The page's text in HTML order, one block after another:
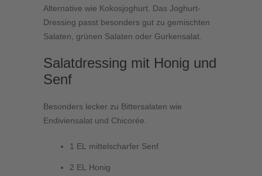
Alternative wie Kokosjoghurt. Das Joghurt-
Dressing passt besonders gut zu gemischten
Salaten, grünen Salaten oder Gurkensalat.
Salatdressing mit Honig und
Senf
Besonders lecker zu Bittersalaten wie
Endiviensalat und Chicorée.
1 EL mittelscharfer Senf
2 EL Honig